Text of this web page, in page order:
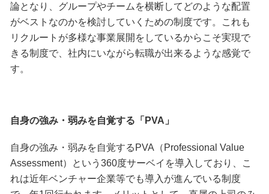
論となり、グループやチームを横断してどのような配置
がベストなのかを検討していくための制度です。これも
リクルートが多様な事業展開をしているからこそ実現で
きる制度で、社内にいながら転職が出来るような感覚で
す。
自身の強み・弱みを自覚する「PVA」
自身の強み・弱みを自覚するPVA（Professional Value
Assessment）という360度サーベイを導入しており、こ
れは近年ベンチャー企業等でも導入が進んでいる制度